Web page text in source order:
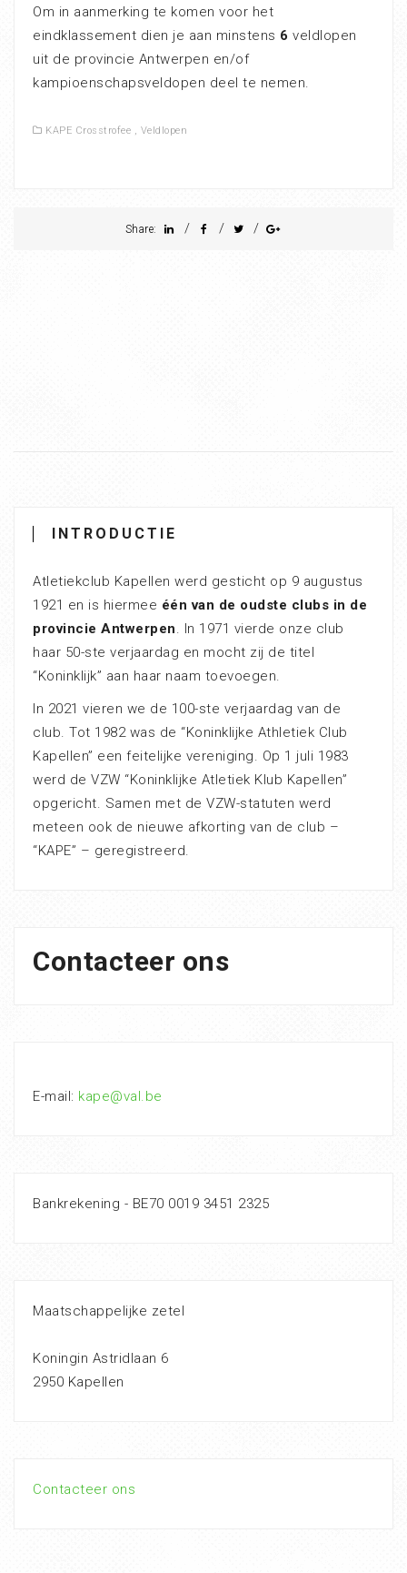
Om in aanmerking te komen voor het
eindklassement dien je aan minstens 6 veldlopen
uit de provincie Antwerpen en/of
kampioenschapsveldopen deel te nemen.
KAPE Crosstrofee , Veldlopen
Share: / / /
INTRODUCTIE
Atletiekclub Kapellen werd gesticht op 9 augustus
1921 en is hiermee één van de oudste clubs in de
provincie Antwerpen. In 1971 vierde onze club
haar 50-ste verjaardag en mocht zij de titel
“Koninklijk” aan haar naam toevoegen.
In 2021 vieren we de 100-ste verjaardag van de
club. Tot 1982 was de “Koninklijke Athletiek Club
Kapellen” een feitelijke vereniging. Op 1 juli 1983
werd de VZW “Koninklijke Atletiek Klub Kapellen”
opgericht. Samen met de VZW-statuten werd
meteen ook de nieuwe afkorting van de club –
“KAPE” – geregistreerd.
Contacteer ons
E-mail: kape@val.be
Bankrekening - BE70 0019 3451 2325
Maatschappelijke zetel
Koningin Astridlaan 6
2950 Kapellen
Contacteer ons